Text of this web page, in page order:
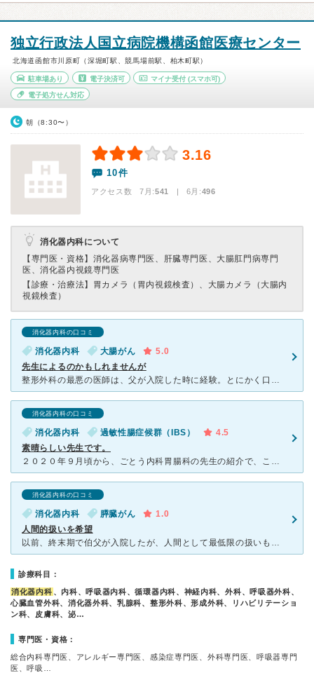
独立行政法人国立病院機構函館医療センター
北海道函館市川原町（深堀町駅、競馬場前駅、柏木町駅）
駐車場あり 電子決済可 マイナ受付 (スマホ可)
電子処方せん対応
朝（8:30〜）
3.16
10件
アクセス数 7月:541 | 6月:496
消化器内科について
【専門医・資格】 消化器病専門医、肝臓専門医、大腸肛門病専門
医、消化器内視鏡専門医
【診療・治療法】 胃カメラ（胃内視鏡検査）、大腸カメラ（大腸内
視鏡検査）
消化器内科の口コミ
消化器内科 大腸がん
5.0
先生によるのかもしれませんが
整形外科の最悪の医師は、父が入院した時に経験。とにかく口も悪く，態度も最低⤵︎今は整形外科もなくなりました。今回、自分が大腸癌で入院することになりました。他の総合病院で、大腸癌と転移生の肝臓癌と分かり
消化器内科の口コミ
消化器内科 過敏性腸症候群（IBS）
4.5
素晴らしい先生です。
２０２０年９月頃から、ごとう内科胃腸科の先生の紹介で、こちらの病院だと麻酔で胃カメラ等してもらえると来院させてもらいました。 私の担当の方はお若い先生なのですが、いままでのどこのお医者さんよりも
消化器内科の口コミ
消化器内科 膵臓がん
1.0
人間的扱いを希望
以前、終末期で伯父が入院したが、人間として最低限の扱いもしない病院。医師は当初の余命見立てを過ぎると「まだかかりますね」と、まるで死ぬのを待っている死神のような発言に絶句。「もう少し一緒に過ごせますよ
診療科目：
消化器内科 、内科、呼吸器内科、循環器内科、神経内科、外科、呼吸器外科、
心臓血管外科、消化器外科、乳腺科、整形外科、形成外科、リハビリテーショ
ン科、皮膚科、泌…
専門医・資格：
総合内科専門医、アレルギー専門医、感染症専門医、外科専門医、呼吸器専門
医、呼吸…